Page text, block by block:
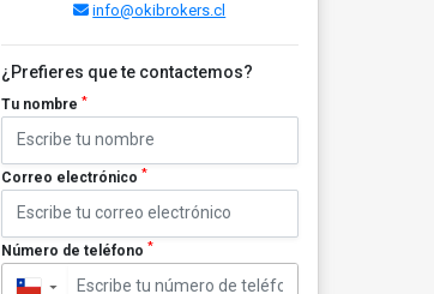
info@okibrokers.cl
¿Prefieres que te contactemos?
Tu nombre *
Correo electrónico *
Número de teléfono *
▼